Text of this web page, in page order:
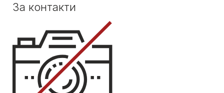
За контакти